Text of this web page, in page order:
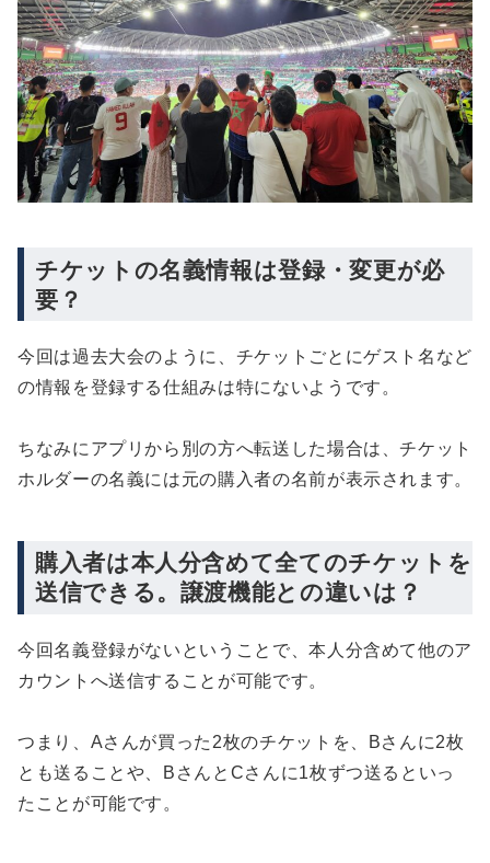
チケットの名義情報は登録・変更が必
要？
今回は過去大会のように、チケットごとにゲスト名など
の情報を登録する仕組みは特にないようです。
ちなみにアプリから別の方へ転送した場合は、チケット
ホルダーの名義には元の購入者の名前が表示されます。
購入者は本人分含めて全てのチケットを
送信できる。譲渡機能との違いは？
今回名義登録がないということで、本人分含めて他のア
カウントへ送信することが可能です。
つまり、Aさんが買った2枚のチケットを、Bさんに2枚
とも送ることや、BさんとCさんに1枚ずつ送るといっ
たことが可能です。